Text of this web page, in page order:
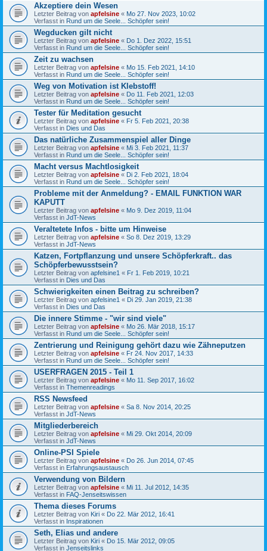
Akzeptiere dein Wesen
Letzter Beitrag von apfelsine « Mo 27. Nov 2023, 10:02
Verfasst in Rund um die Seele... Schöpfer sein!
Wegducken gilt nicht
Letzter Beitrag von apfelsine « Do 1. Dez 2022, 15:51
Verfasst in Rund um die Seele... Schöpfer sein!
Zeit zu wachsen
Letzter Beitrag von apfelsine « Mo 15. Feb 2021, 14:10
Verfasst in Rund um die Seele... Schöpfer sein!
Weg von Motivation ist Klebstoff!
Letzter Beitrag von apfelsine « Do 11. Feb 2021, 12:03
Verfasst in Rund um die Seele... Schöpfer sein!
Tester für Meditation gesucht
Letzter Beitrag von apfelsine « Fr 5. Feb 2021, 20:38
Verfasst in Dies und Das
Das natürliche Zusammenspiel aller Dinge
Letzter Beitrag von apfelsine « Mi 3. Feb 2021, 11:37
Verfasst in Rund um die Seele... Schöpfer sein!
Macht versus Machtlosigkeit
Letzter Beitrag von apfelsine « Di 2. Feb 2021, 18:04
Verfasst in Rund um die Seele... Schöpfer sein!
Probleme mit der Anmeldung? - EMAIL FUNKTION WAR
KAPUTT
Letzter Beitrag von apfelsine « Mo 9. Dez 2019, 11:04
Verfasst in JdT-News
Veraltetete Infos - bitte um Hinweise
Letzter Beitrag von apfelsine « So 8. Dez 2019, 13:29
Verfasst in JdT-News
Katzen, Fortpflanzung und unsere Schöpferkraft.. das
Schöpferbewusstsein?
Letzter Beitrag von apfelsine1 « Fr 1. Feb 2019, 10:21
Verfasst in Dies und Das
Schwierigkeiten einen Beitrag zu schreiben?
Letzter Beitrag von apfelsine1 « Di 29. Jan 2019, 21:38
Verfasst in Dies und Das
Die innere Stimme - "wir sind viele"
Letzter Beitrag von apfelsine « Mo 26. Mär 2018, 15:17
Verfasst in Rund um die Seele... Schöpfer sein!
Zentrierung und Reinigung gehört dazu wie Zähneputzen
Letzter Beitrag von apfelsine « Fr 24. Nov 2017, 14:33
Verfasst in Rund um die Seele... Schöpfer sein!
USERFRAGEN 2015 - Teil 1
Letzter Beitrag von apfelsine « Mo 11. Sep 2017, 16:02
Verfasst in Themenreadings
RSS Newsfeed
Letzter Beitrag von apfelsine « Sa 8. Nov 2014, 20:25
Verfasst in JdT-News
Mitgliederbereich
Letzter Beitrag von apfelsine « Mi 29. Okt 2014, 20:09
Verfasst in JdT-News
Online-PSI Spiele
Letzter Beitrag von apfelsine « Do 26. Jun 2014, 07:45
Verfasst in Erfahrungsaustausch
Verwendung von Bildern
Letzter Beitrag von apfelsine « Mi 11. Jul 2012, 14:35
Verfasst in FAQ-Jenseitswissen
Thema dieses Forums
Letzter Beitrag von Kiri « Do 22. Mär 2012, 16:41
Verfasst in Inspirationen
Seth, Elias und andere
Letzter Beitrag von Kiri « Do 15. Mär 2012, 09:05
Verfasst in Jenseitslinks